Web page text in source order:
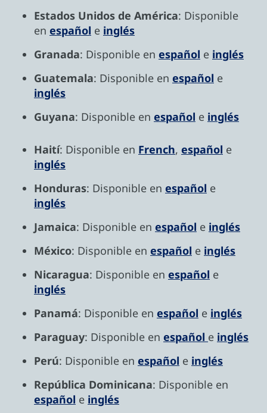
Estados Unidos de América: Disponible
en español e inglés
Granada: Disponible en español e inglés
Guatemala: Disponible en español e
inglés
Guyana: Disponible en español e inglés
Haití: Disponible en French, español e
inglés
Honduras: Disponible en español e
inglés
Jamaica: Disponible en español e inglés
México: Disponible en español e inglés
Nicaragua: Disponible en español e
inglés
Panamá: Disponible en español e inglés
Paraguay: Disponible en español e inglés
Perú: Disponible en español e inglés
República Dominicana: Disponible en
español e inglés